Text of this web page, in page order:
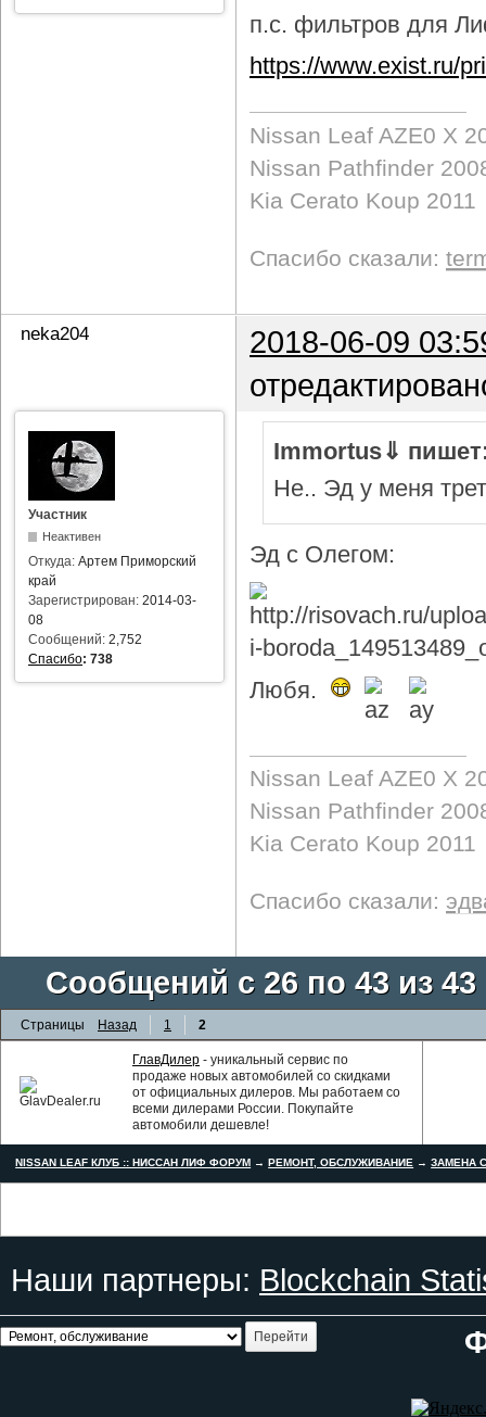
п.с. фильтров для
https://www.exist.ru/
Nissan Leaf AZE0 X
Nissan Pathfinder
Kia Cerato Koup 2011
Спасибо сказали:
neka204
2018-06-09
Участник
Неактивен
Откуда: Артем Приморский
край
Зарегистрирован: 2014-03-
08
Сообщений: 2,752
Спасибо: 738
Immortus⇓
Не.. Эд у меня
Эд с Олегом:
Любя.
Nissan Leaf AZE0 X
Nissan Pathfinder
Kia Cerato Koup 2011
Спасибо сказали:
Сообщений с 26 по 43 из 43
Страницы Назад 1 2
ГлавДилер - уникальный сервис по
продаже новых автомобилей со скидками
от официальных дилеров. Мы работаем со
всеми дилерами России. Покупайте
автомобили дешевле!
NISSAN LEAF КЛУБ :: НИССАН ЛИФ ФОРУМ →РЕМОНТ, ОБСЛУЖИВАНИЕ →ЗАМЕНА
Наши партнеры: Blockchain